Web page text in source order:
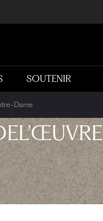
SOUTENIR
Dame
L’ŒUVRE